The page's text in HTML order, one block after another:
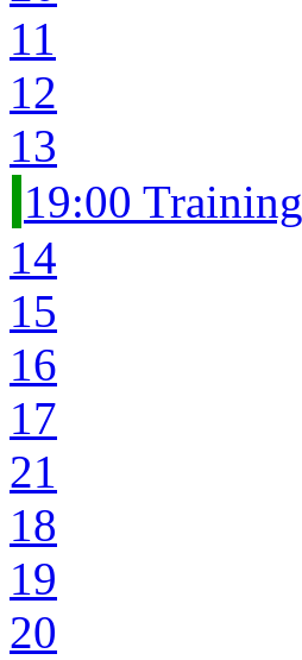
11
12
13
19:00 Training
14
15
16
17
21
18
19
20